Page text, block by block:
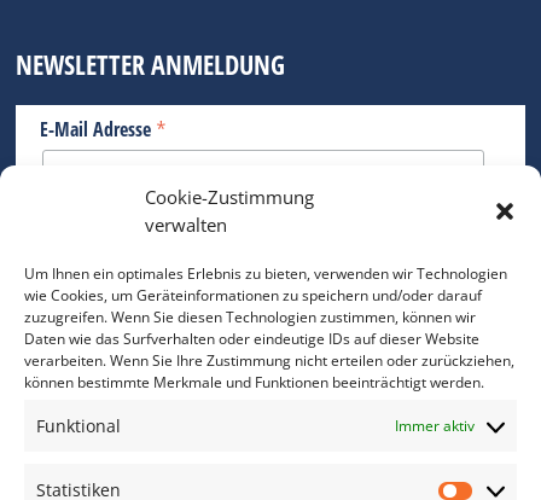
Cookie-Zustimmung
verwalten
Um Ihnen ein optimales Erlebnis zu bieten, verwenden wir Technologien
wie Cookies, um Geräteinformationen zu speichern und/oder darauf
zuzugreifen. Wenn Sie diesen Technologien zustimmen, können wir
Daten wie das Surfverhalten oder eindeutige IDs auf dieser Website
verarbeiten. Wenn Sie Ihre Zustimmung nicht erteilen oder zurückziehen,
können bestimmte Merkmale und Funktionen beeinträchtigt werden.
Funktional Immer aktiv
Statistiken
NEWSLETTER ANMELDUNG
E-Mail Adresse *
Bitte geben Sie Ihre E-Mail Adresse ein.
*